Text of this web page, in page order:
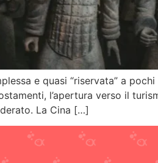
e quasi “riservata” a
l’apertura verso il
La Cina […]